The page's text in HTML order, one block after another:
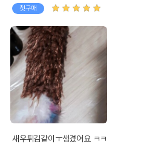
첫구매
새우튀김같이ㅜ생겼어요 ㅋㅋ